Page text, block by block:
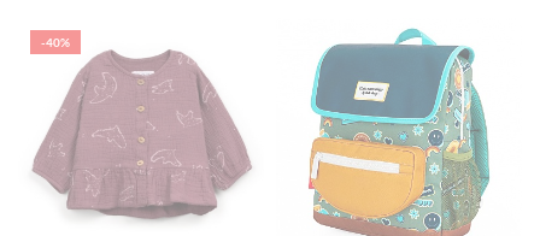
-40%